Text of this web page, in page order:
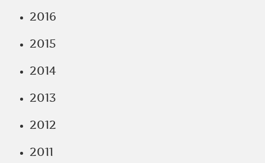
2016
2015
2014
2013
2012
2011